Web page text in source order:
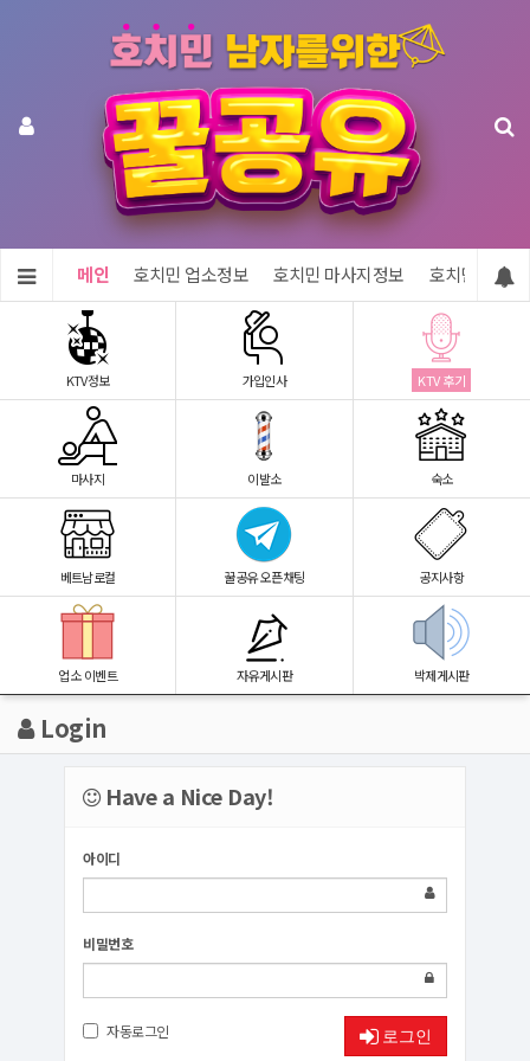
메인 호치민 업소정보 호치민 마사지정보 호치민 숙소
KTV정보 가입인사 KTV 후기
마사지 이발소 숙소
베트남로컬 꿀공유 오픈채팅 공지사항
업소 이벤트 자유게시판 박제게시판
Login
Have a Nice Day!
아이디
비밀번호
자동로그인 로그인